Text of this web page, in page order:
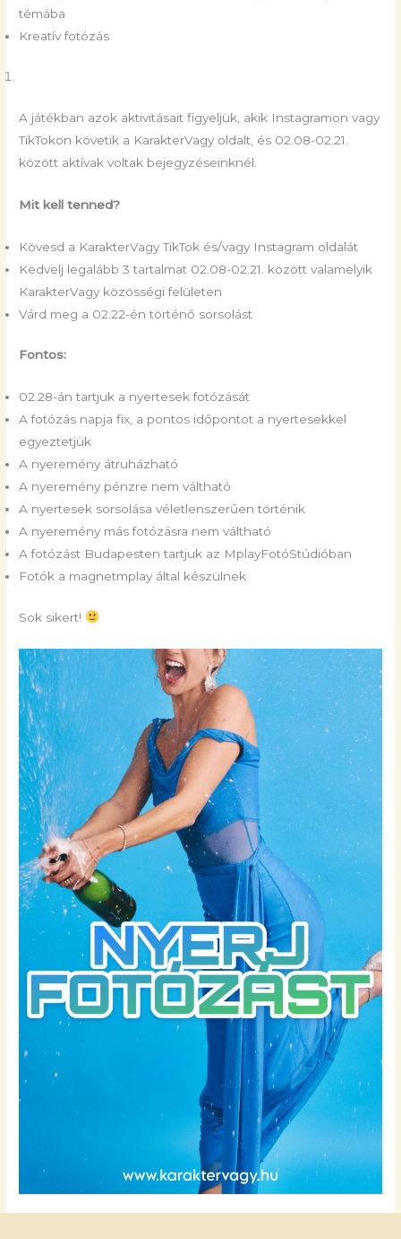
témába
Kreatív fotózás
A játékban azok aktivitásait figyeljük, akik Instagramon vagy
TikTokon követik a KarakterVagy oldalt, és 02.08-02.21.
között aktívak voltak bejegyzéseinknél.
Mit kell tenned?
Kövesd a KarakterVagy TikTok és/vagy Instagram oldalát
Kedvelj legalább 3 tartalmat 02.08-02.21. között valamelyik
KarakterVagy közösségi felületen
Várd meg a 02.22-én történő sorsolást
Fontos:
02.28-án tartjuk a nyertesek fotózását
A fotózás napja fix, a pontos időpontot a nyertesekkel
egyeztetjük
A nyeremény átruházható
A nyeremény pénzre nem váltható
A nyertesek sorsolása véletlenszerűen történik
A nyeremény más fotózásra nem váltható
A fotózást Budapesten tartjuk az MplayFotóStúdióban
Fotók a magnetmplay által készülnek
Sok sikert!